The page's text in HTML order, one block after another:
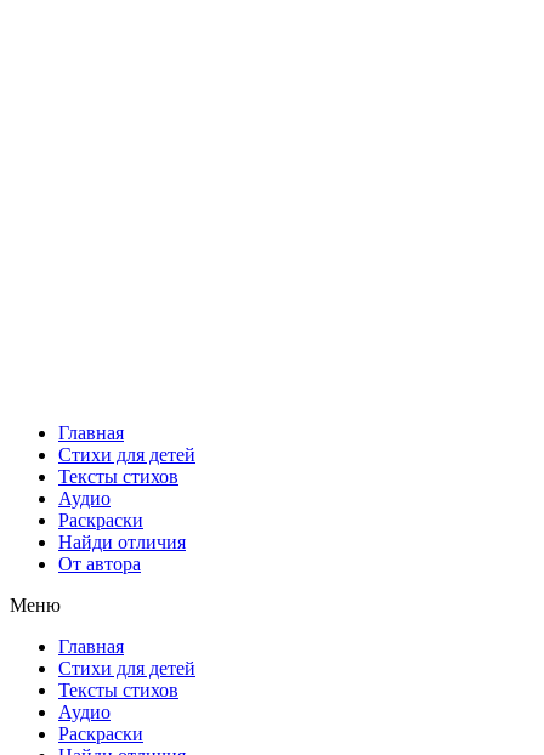
Главная
Стихи для детей
Тексты стихов
Аудио
Раскраски
Найди отличия
От автора
Меню
Главная
Стихи для детей
Тексты стихов
Аудио
Раскраски